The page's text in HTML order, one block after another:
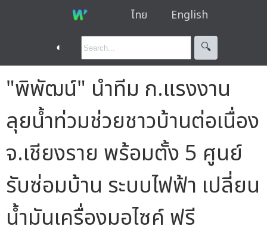
ไทย English
◐ 🔍︎
"พิพัฒน์" นำทีม ก.แรงงาน
ลุยน้ำท่วมช่วยชาวบ้านต่อเนื่อง
จ.เชียงราย พร้อมตั้ง 5 ศูนย์
รับซ่อมบ้าน ระบบไฟฟ้า เปลี่ยน
น้ำมันเครื่องมอไซค์ ฟรี